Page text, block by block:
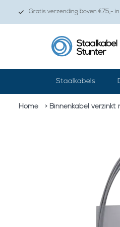
Gratis verzending boven €75,- in
Staalkabels
Home > Binnenkabel